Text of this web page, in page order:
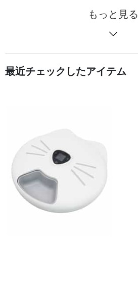
もっと見る
最近チェックしたアイテム